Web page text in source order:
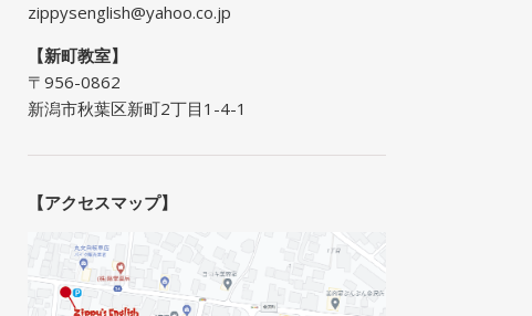
zippysenglish@yahoo.co.jp
【新町教室】
〒956-0862
新潟市秋葉区新町2丁目1-4-1
【アクセスマップ】